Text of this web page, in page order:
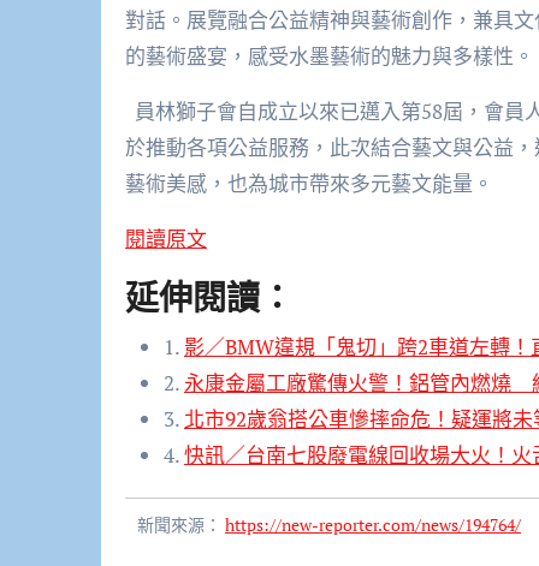
對話。展覽融合公益精神與藝術創作，兼具
的藝術盛宴，感受水墨藝術的魅力與多樣性。
員林獅子會自成立以來已邁入第58屆，會
於推動各項公益服務，此次結合藝文與公益
藝術美感，也為城市帶來多元藝文能量。
閱讀原文
延伸閱讀：
1. 影／BMW違規「鬼切」跨2車道左轉
2. 永康金屬工廠驚傳火警！鋁管內燃
3. 北市92歲翁搭公車慘摔命危！疑運將
4.快訊／台南七股廢電線回收場大火！
新聞來源： https://new-reporter.com/news/194764/